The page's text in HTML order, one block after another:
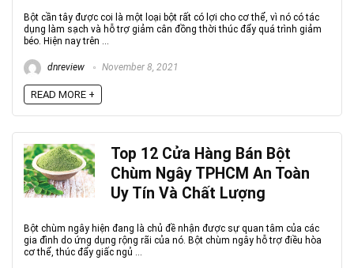
Bột cần tây được coi là một loại bột rất có lợi cho cơ thể, vì nó có tác
dụng làm sạch và hỗ trợ giảm cân đồng thời thúc đẩy quá trình giảm
béo. Hiện nay trên ...
dnreview November 8, 2021
READ MORE +
Top 12 Cửa Hàng Bán Bột
Chùm Ngây TPHCM An Toàn
Uy Tín Và Chất Lượng
Bột chùm ngây hiện đang là chủ đề nhận được sự quan tâm của các
gia đình do ứng dụng rộng rãi của nó. Bột chùm ngây hỗ trợ điều hòa
cơ thể, thúc đẩy giấc ngủ ...